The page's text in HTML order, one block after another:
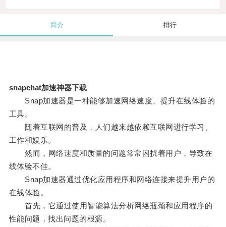
简介 排行
snapchat加速神器下载
Snap加速器是一种能够加速网络速度、提升在线体验的
工具。
随着互联网的普及，人们越来越依赖互联网进行学习、
工作和娱乐。
然而，网络速度和质量的问题常常困扰着用户，导致在
线体验不佳。
Snap加速器通过优化应用程序和网络连接来提升用户的
在线体验。
首先，它通过使用智能算法分析网络瓶颈和应用程序的
性能问题，找出问题的根源。